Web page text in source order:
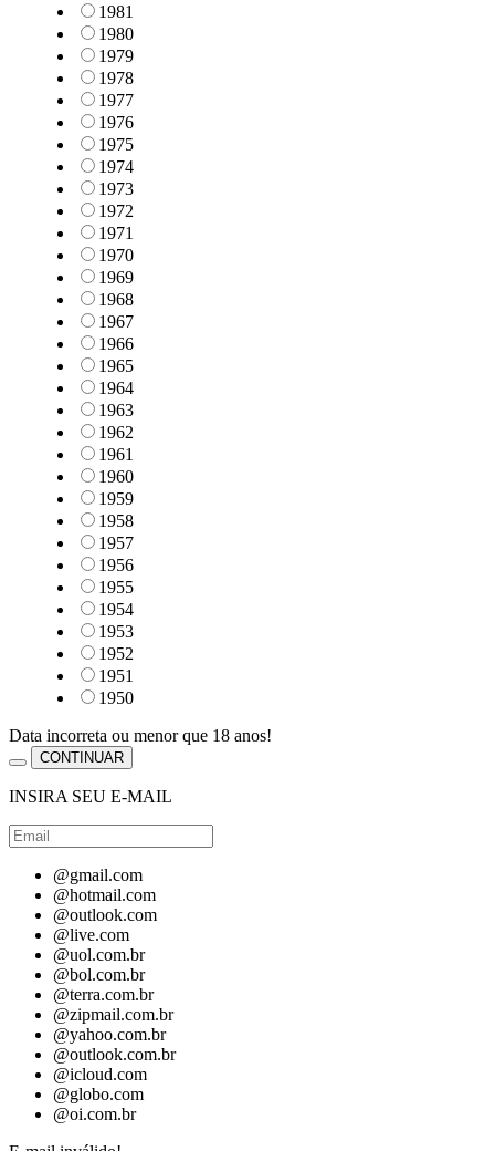
1981
1980
1979
1978
1977
1976
1975
1974
1973
1972
1971
1970
1969
1968
1967
1966
1965
1964
1963
1962
1961
1960
1959
1958
1957
1956
1955
1954
1953
1952
1951
1950
Data incorreta ou menor que 18 anos!
CONTINUAR
INSIRA SEU E-MAIL
@gmail.com
@hotmail.com
@outlook.com
@live.com
@uol.com.br
@bol.com.br
@terra.com.br
@zipmail.com.br
@yahoo.com.br
@outlook.com.br
@icloud.com
@globo.com
@oi.com.br